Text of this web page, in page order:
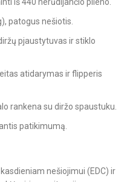
patogus nešiotis.
pjaustytuvas ir stiklo
atidarymas ir flipperis
rankena su diržo spaustuku.
patikimumą.
nešiojimui (EDC) ir